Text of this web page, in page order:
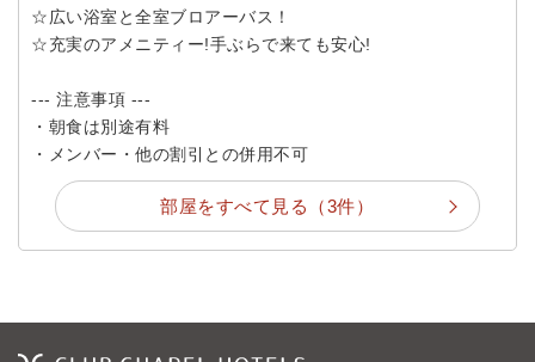
☆広い浴室と全室ブロアーバス！
☆充実のアメニティー!手ぶらで来ても安心!
--- 注意事項 ---
・朝食は別途有料
・メンバー・他の割引との併用不可
部屋をすべて見る（3件）